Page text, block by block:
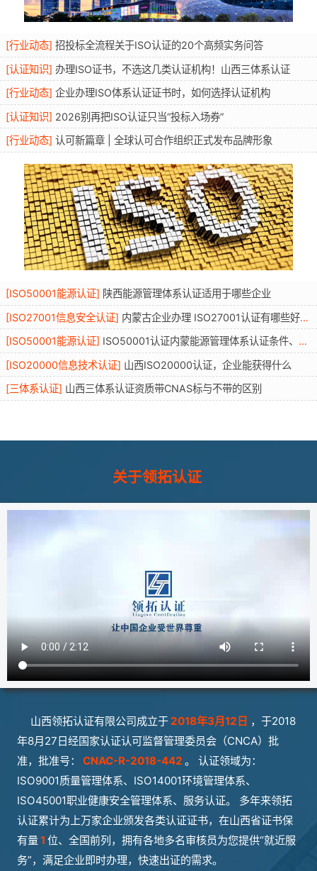
[行业动态] 招投标全流程关于ISO认证的20个高频实务问答
[认证知识] 办理ISO证书，不选这几类认证机构！山西三体系认证
[行业动态] 企业办理ISO体系认证证书时，如何选择认证机构
[认证知识] 2026别再把ISO认证只当“投标入场券”
[行业动态] 认可新篇章 | 全球认可合作组织正式发布品牌形象
[ISO50001能源认证] 陕西能源管理体系认证适用于哪些企业
[ISO27001信息安全认证] 内蒙古企业办理 ISO27001认证有哪些好处？条件资料流程年审全解读
[ISO50001能源认证] ISO50001认证内蒙能源管理体系认证条件、适用行业、流程与优势
[ISO20000信息技术认证] 山西ISO20000认证，企业能获得什么
[三体系认证] 山西三体系认证资质带CNAS标与不带的区别
关于领拓认证
山西领拓认证有限公司成立于 2018年3月12日 ，于2018
年8月27日经国家认证认可监督管理委员会（CNCA）批
准，批准号：
CNAC-R-2018-442 。 认证领域为：
ISO9001质量管理体系、ISO14001环境管理体系、
ISO45001职业健康安全管理体系、服务认证。 多年来领拓
认证累计为上万家企业颁发各类认证证书，在山西省证书保
有量1 位、全国前列，拥有各地多名审核员为您提供“就近服
务”，满足企业即时办理，快速出证的需求。